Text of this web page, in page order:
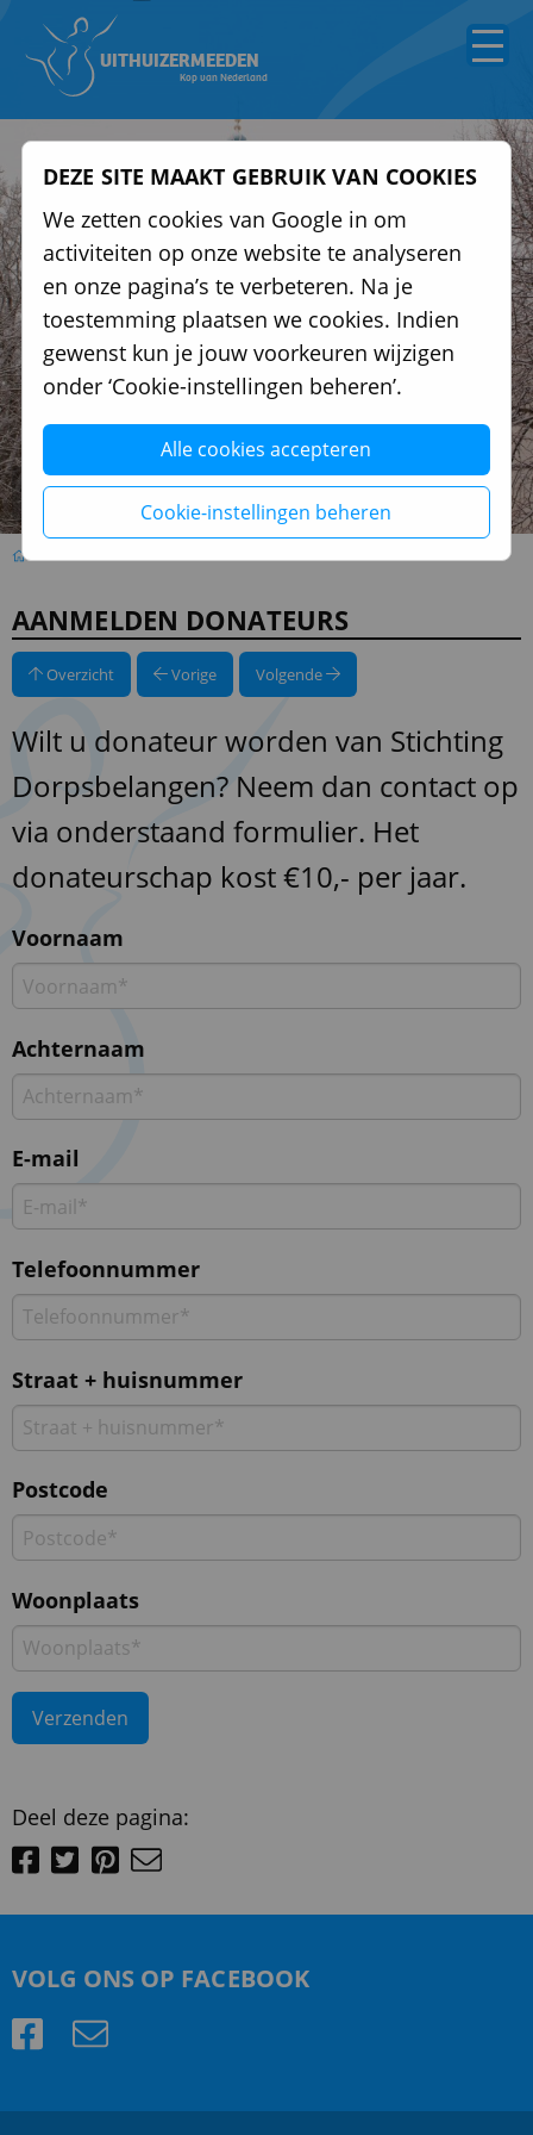
Kop van Nederland
UITHUIZERMEEDEN
Foto: Foto: Remy Vaartjes
WINTER IN UITHUIZERMEEDEN
Aanmelden donateurs
AANMELDEN DONATEURS
Overzicht Vorige Volgende
Wilt u donateur worden van Stichting
Dorpsbelangen? Neem dan contact op
via onderstaand formulier. Het
donateurschap kost €10,- per jaar.
Voornaam
Achternaam
E-mail
Telefoonnummer
Straat + huisnummer
Postcode
Woonplaats
Deel deze pagina:
VOLG ONS OP FACEBOOK
DEZE SITE MAAKT GEBRUIK VAN COOKIES
We zetten cookies van Google in om
activiteiten op onze website te analyseren
en onze pagina’s te verbeteren. Na je
toestemming plaatsen we cookies. Indien
gewenst kun je jouw voorkeuren wijzigen
onder ‘Cookie-instellingen beheren’.
Alle cookies accepteren
Cookie-instellingen beheren